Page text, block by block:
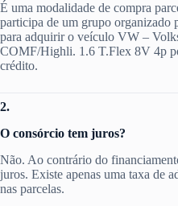
É uma modalidade de compra
participa de um grupo organizado
para adquirir o veículo VW –
COMF/Highli. 1.6 T.Flex 8V 4p
crédito.
2.
O consórcio tem juros?
Não. Ao contrário do
juros. Existe apenas uma taxa de
nas parcelas.